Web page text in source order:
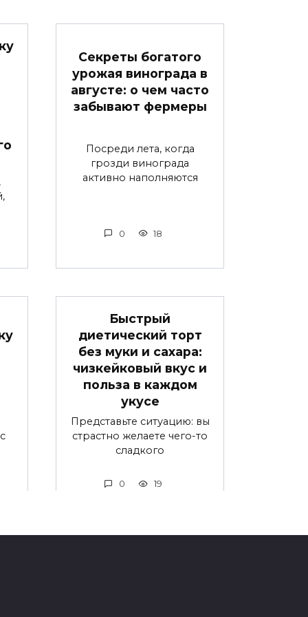
Секреты богатого
урожая винограда в
августе: о чем часто
забывают фермеры
Посреди лета, когда
грозди винограда
активно наполняются
0 18
Быстрый
диетический торт
без муки и сахара:
чизкейковый вкус и
польза в каждом
укусе
Представьте ситуацию: вы
страстно желаете чего-то
сладкого
0 19